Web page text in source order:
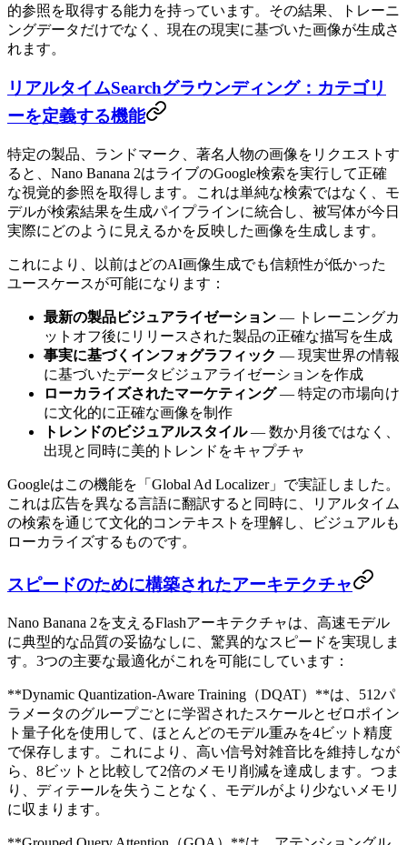
的参照を取得する能力を持っています。その結果、トレーニ
ングデータだけでなく、現在の現実に基づいた画像が生成さ
れます。
リアルタイムSearchグラウンディング：カテゴリ
ーを定義する機能
特定の製品、ランドマーク、著名人物の画像をリクエストす
ると、Nano Banana 2はライブのGoogle検索を実行して正確
な視覚的参照を取得します。これは単純な検索ではなく、モ
デルが検索結果を生成パイプラインに統合し、被写体が今日
実際にどのように見えるかを反映した画像を生成します。
これにより、以前はどのAI画像生成でも信頼性が低かった
ユースケースが可能になります：
最新の製品ビジュアライゼーション — トレーニングカ
ットオフ後にリリースされた製品の正確な描写を生成
事実に基づくインフォグラフィック — 現実世界の情報
に基づいたデータビジュアライゼーションを作成
ローカライズされたマーケティング— 特定の市場向け
に文化的に正確な画像を制作
トレンドのビジュアルスタイル— 数か月後ではなく、
出現と同時に美的トレンドをキャプチャ
Googleはこの機能を「Global Ad Localizer」で実証しました。
これは広告を異なる言語に翻訳すると同時に、リアルタイム
の検索を通じて文化的コンテキストを理解し、ビジュアルも
ローカライズするものです。
スピードのために構築されたアーキテクチャ
Nano Banana 2を支えるFlashアーキテクチャは、高速モデル
に典型的な品質の妥協なしに、驚異的なスピードを実現しま
す。3つの主要な最適化がこれを可能にしています：
**Dynamic Quantization-Aware Training（DQAT）**は、512パ
ラメータのグループごとに学習されたスケールとゼロポイン
ト量子化を使用して、ほとんどのモデル重みを4ビット精度
で保存します。これにより、高い信号対雑音比を維持しなが
ら、8ビットと比較して2倍のメモリ削減を達成します。つま
り、ディテールを失うことなく、モデルがより少ないメモリ
に収まります。